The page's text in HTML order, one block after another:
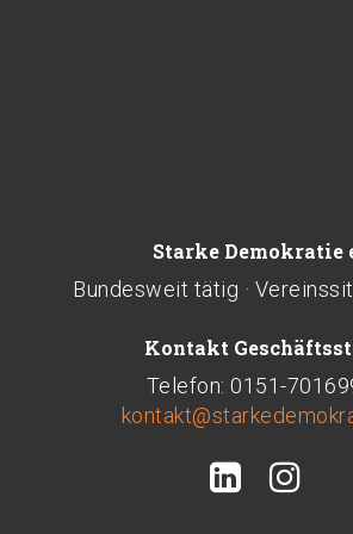
Starke Demokratie
Bundesweit tätig ·
Kontakt
Telefon: 0151-